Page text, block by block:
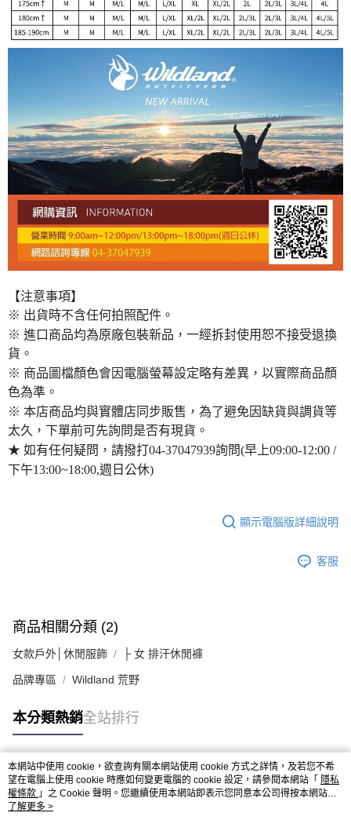
【注意事項】
※ 出貨時不含任何拍照配件。
※ 進口商品均為原廠包裝新品，一經拆封使用恕不接受退換
貨。
※ 商品圖檔顏色會因電腦螢幕設定略有差異，以實際商品顏
色為準。
※ 本店商品均與實體店同步販售，為了避免因缺貨與調貨等
太久，下單前可先詢問是否有現貨。
★ 如有任何疑問，請撥打04-37047939詢問(早上09:00-12:00 /
下午13:00~18:00,週日公休)
顯示電腦版詳細說明
客服
商品相關分類 (2)
女款戶外│休閒服飾 ├ 女 排汗休閒褲
品牌專區 Wildland 荒野
本分類熱銷全站排行
熱門標籤
本網站中使用 cookie，欲查詢有關本網站使用 cookie 方式之詳情，及若您不希
望在電腦上使用 cookie 時應如何變更電腦的 cookie 設定，請參閱本網站「 隱私
權條款 」之 Cookie 聲明。您繼續使用本網站即表示您同意本公司得按本網站使
用條款之 Cookie 聲明使用 cookie。
了解更多 >